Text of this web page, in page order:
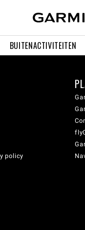
BUITENACTIVITEITEN
policy